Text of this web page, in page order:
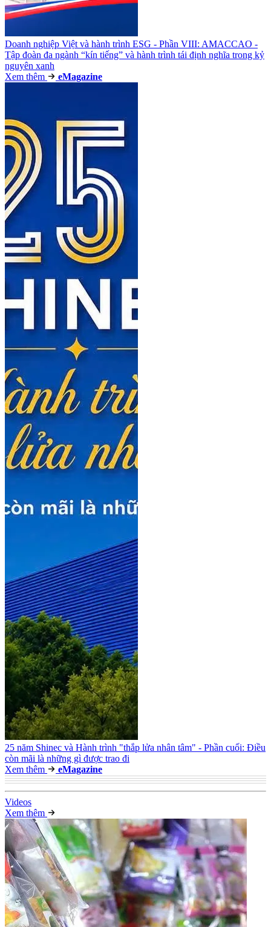
Doanh nghiệp Việt và hành trình ESG - Phần VIII: AMACCAO -
Tập đoàn đa ngành “kín tiếng” và hành trình tái định nghĩa trong kỷ
nguyên xanh
Xem thêm
eMagazine
25 năm Shinec và Hành trình "thắp lửa nhân tâm" - Phần cuối: Điều
còn mãi là những gì được trao đi
Xem thêm
eMagazine
Videos
Xem thêm